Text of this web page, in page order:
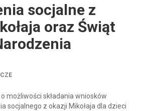
socjalne z
oraz Świąt
możliwości składania wniosków
socjalnego z okazji Mikołaja dla dzieci